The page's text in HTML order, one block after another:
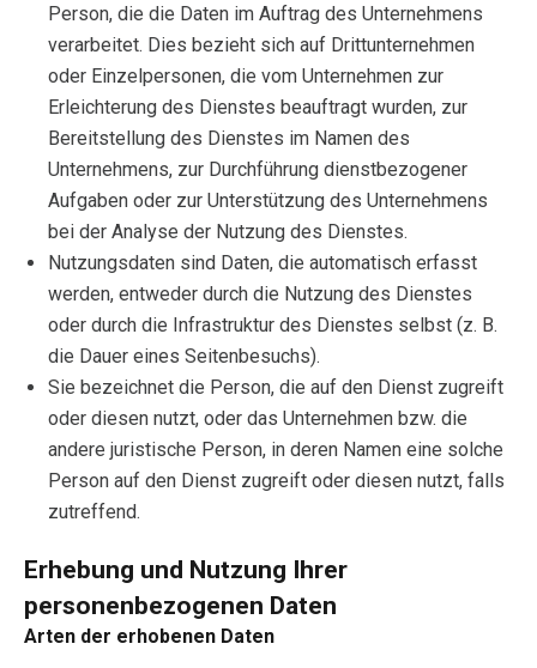
Person, die die Daten im Auftrag des Unternehmens
verarbeitet. Dies bezieht sich auf Drittunternehmen
oder Einzelpersonen, die vom Unternehmen zur
Erleichterung des Dienstes beauftragt wurden, zur
Bereitstellung des Dienstes im Namen des
Unternehmens, zur Durchführung dienstbezogener
Aufgaben oder zur Unterstützung des Unternehmens
bei der Analyse der Nutzung des Dienstes.
Nutzungsdaten sind Daten, die automatisch erfasst
werden, entweder durch die Nutzung des Dienstes
oder durch die Infrastruktur des Dienstes selbst (z. B.
die Dauer eines Seitenbesuchs).
Sie bezeichnet die Person, die auf den Dienst zugreift
oder diesen nutzt, oder das Unternehmen bzw. die
andere juristische Person, in deren Namen eine solche
Person auf den Dienst zugreift oder diesen nutzt, falls
zutreffend.
Erhebung und Nutzung Ihrer
personenbezogenen Daten
Arten der erhobenen Daten